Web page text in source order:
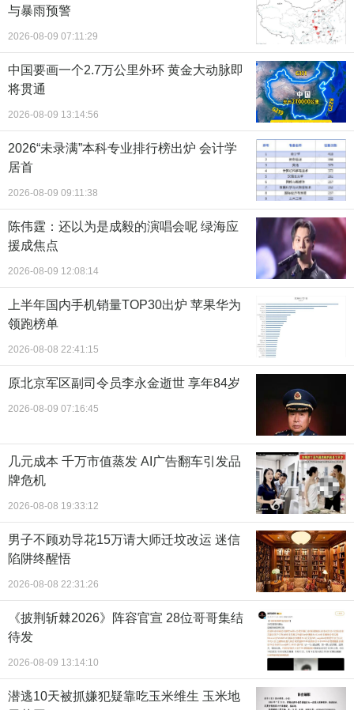
与暴雨预警
2026-08-09 07:11:29
中国要画一个2.7万公里外环 黄金大动脉即
将贯通
2026-08-09 13:14:56
2026“未录满”本科专业排行榜出炉 会计学
居首
2026-08-09 09:11:38
陈伟霆：还以为是成毅的演唱会呢 绿海应
援成焦点
2026-08-09 12:08:14
上半年国内手机销量TOP30出炉 苹果华为
领跑榜单
2026-08-08 22:41:15
原北京军区副司令员李永金逝世 享年84岁
2026-08-09 07:16:45
几元成本 千万市值蒸发 AI广告翻车引发品
牌危机
2026-08-08 19:33:12
男子不顾劝导花15万请大师迁坟改运 迷信
陷阱终醒悟
2026-08-08 22:31:26
《披荆斩棘2026》阵容官宣 28位哥哥集结
待发
2026-08-09 13:14:10
潜逃10天被抓嫌犯疑靠吃玉米维生 玉米地